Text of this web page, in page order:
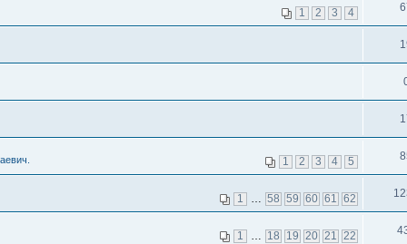
1 2 3 4
1 2 3 4 5
1 … 58 59 60 61 62
1 … 18 19 20 21 22